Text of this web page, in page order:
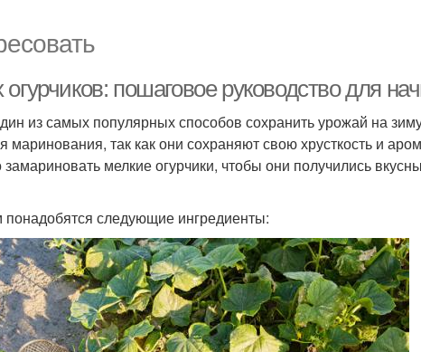
пошаговое руководство для
из самых популярных способов сохранить урожай на
так как они сохраняют свою хрусткость и
мелкие огурчики, чтобы они получились
следующие ингредиенты: